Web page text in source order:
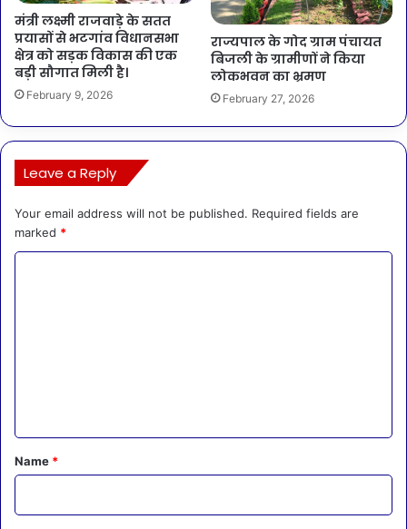
मंत्री लक्ष्मी राजवाड़े के सतत
प्रयासों से भटगांव विधानसभा
क्षेत्र को सड़क विकास की एक
बड़ी सौगात मिली है।
February 9, 2026
राज्यपाल के गोद ग्राम पंचायत
बिजली के ग्रामीणों ने किया
लोकभवन का भ्रमण
February 27, 2026
Leave a Reply
Your email address will not be published. Required fields are
marked *
*
Name *